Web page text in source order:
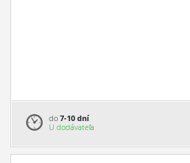
do 7-10 dní
U dodávateľa